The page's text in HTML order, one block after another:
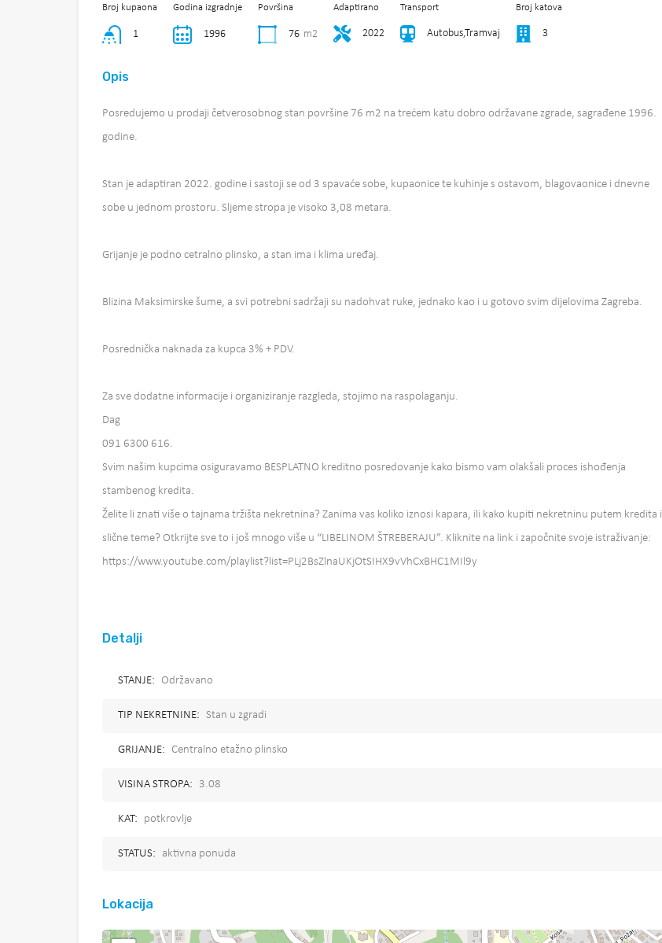
Broj kupaona
1
Godina izgradnje
1996
Površina
76 m2
Adaptirano
2022
Transport
Autobus,Tramvaj
Broj katova
3
Opis
Posredujemo u prodaji četverosobnog stan površine 76 m2 na trećem katu dobro održavane zgrade, sagrađene 1996.
godine.
Stan je adaptiran 2022. godine i sastoji se od 3 spavaće sobe, kupaonice te kuhinje s ostavom, blagovaonice i dnevne
sobe u jednom prostoru. Sljeme stropa je visoko 3,08 metara.
Grijanje je podno cetralno plinsko, a stan ima i klima uređaj.
Blizina Maksimirske šume, a svi potrebni sadržaji su nadohvat ruke, jednako kao i u gotovo svim dijelovima Zagreba.
Posrednička naknada za kupca 3% + PDV.
Za sve dodatne informacije i organiziranje razgleda, stojimo na raspolaganju.
Dag
091 6300 616.
Svim našim kupcima osiguravamo BESPLATNO kreditno posredovanje kako bismo vam olakšali proces ishođenja
stambenog kredita.
Želite li znati više o tajnama tržišta nekretnina? Zanima vas koliko iznosi kapara, ili kako kupiti nekretninu putem kredita i
slične teme? Otkrijte sve to i još mnogo više u “LIBELINOM ŠTREBERAJU”. Kliknite na link i započnite svoje istraživanje:
https://www.youtube.com/playlist?list=PLj2BsZlnaUKjOtSIHX9vVhCxBHC1MIl9y
Detalji
STANJE: Održavano
TIP NEKRETNINE: Stan u zgradi
GRIJANJE: Centralno etažno plinsko
VISINA STROPA: 3.08
KAT: potkrovlje
STATUS: aktivna ponuda
Lokacija